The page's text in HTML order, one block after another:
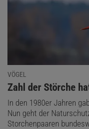
VÖGEL
:
Zahl der Störche
In den 1980er Jahren
Nun geht der
Storchenpaaren